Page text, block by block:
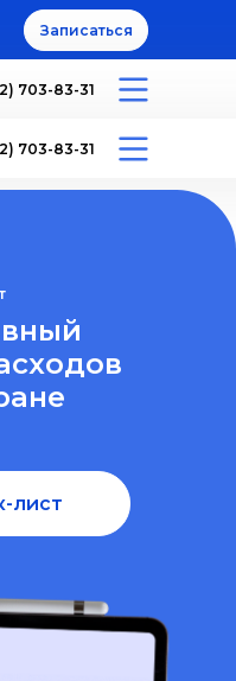
Записаться
703-83-31
703-83-31
лист